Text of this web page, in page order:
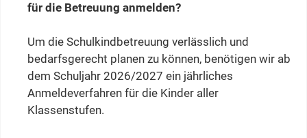
für die Betreuung anmelden?
Um die Schulkindbetreuung verlässlich und
bedarfsgerecht planen zu können, benötigen wir ab
dem Schuljahr 2026/2027 ein jährliches
Anmeldeverfahren für die Kinder aller
Klassenstufen.